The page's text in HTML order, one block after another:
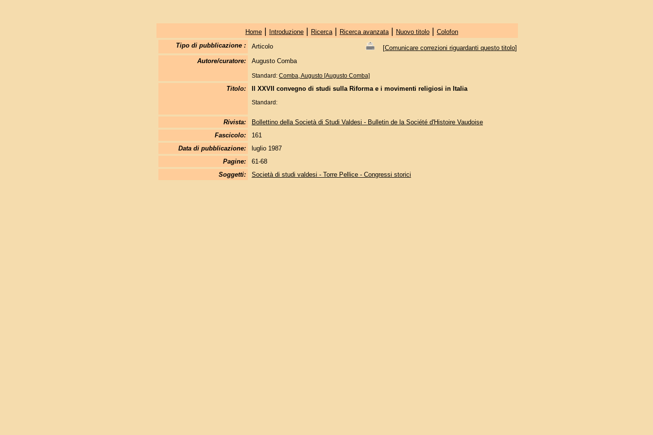
Home| Introduzione| Ricerca| Ricerca avanzata| Nuovo titolo| Colofon
Tipo di pubblicazione :
Articolo [Comunicare correzioni riguardanti questo titolo]
Autore/curatore:
Augusto Comba
Standard: Comba, Augusto [Augusto Comba]
Titolo: Il XXVII convegno di studi sulla Riforma e i movimenti religiosi in Italia
Standard:
Rivista:
Bollettino della Società di Studi Valdesi - Bulletin de la Société d'Histoire Vaudoise
Fascicolo:
161
Data di pubblicazione:
luglio 1987
Pagine:
61-68
Soggetti:
Società di studi valdesi - Torre Pellice - Congressi storici